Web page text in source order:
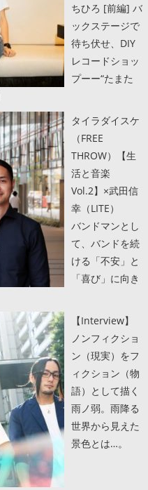
ちひろ [前編] バ
ックステージで
待ち伏せ、DIY
レコードショッ
プーー“たまた
タイラダイスケ
（FREE
THROW）【生
活と音楽
Vol.2】×武田信
幸（LITE）
バンドマンとし
て、バンドを続
ける「不安」と
「喜び」に向き
【Interview】
ノンフィクショ
ン（現実）をフ
ィクション（物
語）として描く
雨ノ弱。雨降る
世界から見えた
景色とは…。